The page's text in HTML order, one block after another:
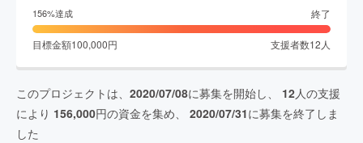
156%達成 終了
目標金額100,000円 支援者数12 人
このプロジェクトは、 2020/07/08に募集を開始し、 12人の支援
により 156,000円の資金を集め、 2020/07/31に募集を終了しま
した